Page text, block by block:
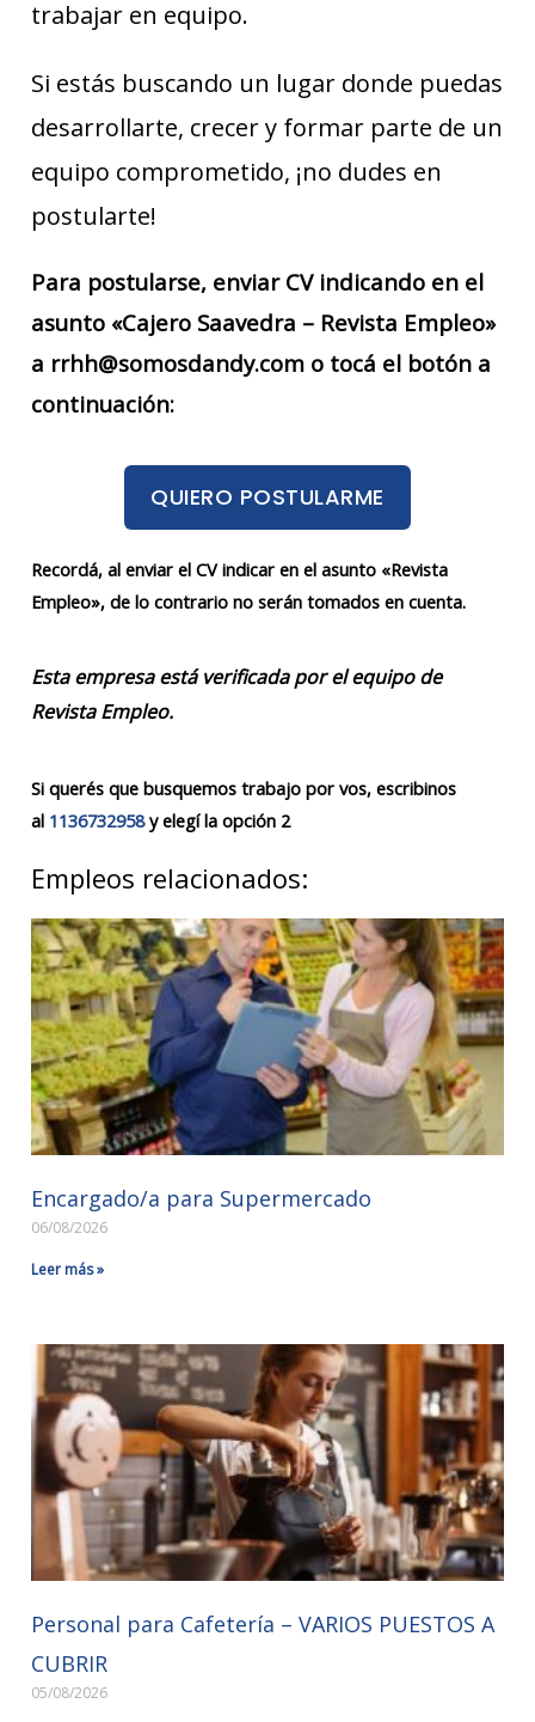
trabajar en equipo.
Si estás buscando un lugar donde puedas
desarrollarte, crecer y formar parte de un
equipo comprometido, ¡no dudes en
postularte!
Para postularse, enviar CV indicando en el
asunto «Cajero Saavedra – Revista Empleo»
a rrhh@somosdandy.com o tocá el botón a
continuación:
QUIERO POSTULARME
Recordá, al enviar el CV indicar en el asunto «Revista
Empleo», de lo contrario no serán tomados en cuenta.
Esta empresa está verificada por el equipo de
Revista Empleo.
Si querés que busquemos trabajo por vos, escribinos
al 1136732958y elegí la opción 2
Empleos relacionados:
Encargado/a para Supermercado
06/08/2026
Leer más »
Personal para Cafetería – VARIOS PUESTOS A
CUBRIR
05/08/2026